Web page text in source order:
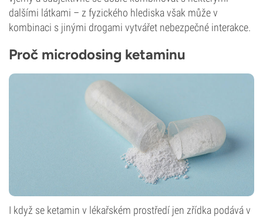
dalšími látkami – z fyzického hlediska však může v
kombinaci s jinými drogami vytvářet nebezpečné interakce.
Proč microdosing ketaminu
I když se ketamin v lékařském prostředí jen zřídka podává v